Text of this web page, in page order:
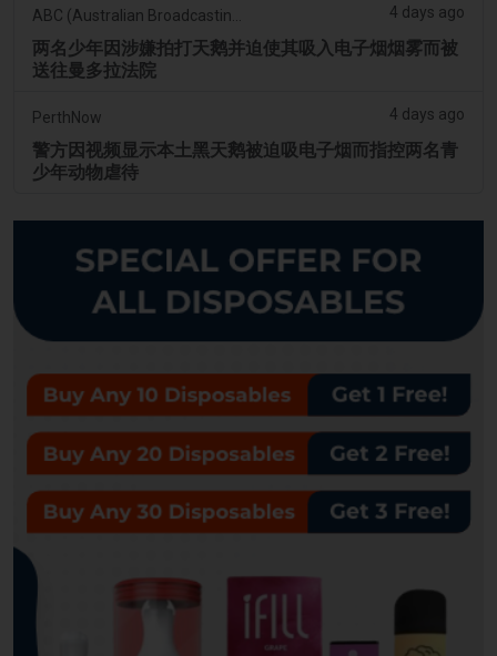
4 days ago
两名少年因涉嫌拍打天鹅并迫使其吸入电子烟烟雾而被
送往曼多拉法院
PerthNow 4 days ago
警方因视频显示本土黑天鹅被迫吸电子烟而指控两名青
少年动物虐待